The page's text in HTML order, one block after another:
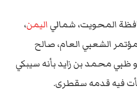
المحويت، شمالياليمن،
الشعبي العام، صالح
ظبي محمد بن زايد بأنه سيبكي
فيه قدمه سقطرى.